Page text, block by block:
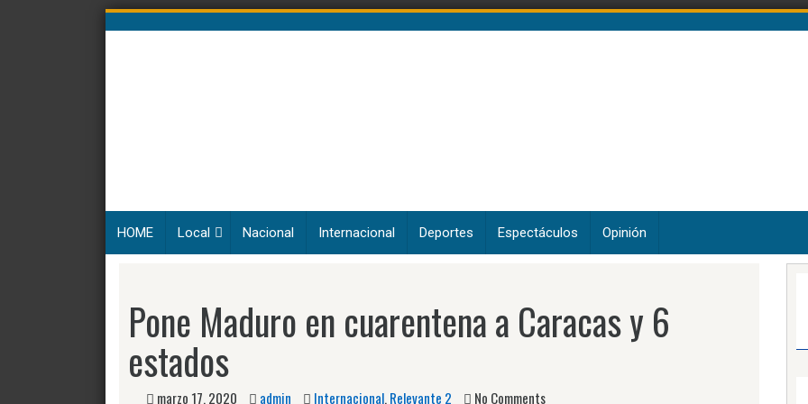
Skip
HOME Local Nacional Internacional Deportes Espectáculos Opinión
Pone Maduro en cuarentena a Caracas y 6
estados
marzo 17, 2020 admin Internacional,Relevante 2 No Comments